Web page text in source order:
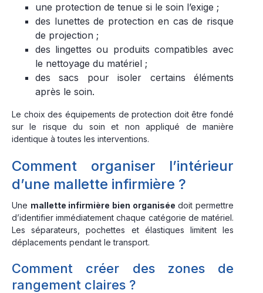
une protection de tenue si le soin l’exige ;
des lunettes de protection en cas de risque
de projection ;
des lingettes ou produits compatibles avec
le nettoyage du matériel ;
des sacs pour isoler certains éléments
après le soin.
Le choix des équipements de protection doit être fondé
sur le risque du soin et non appliqué de manière
identique à toutes les interventions.
Comment organiser l’intérieur
d’une mallette infirmière ?
Une mallette infirmière bien organisée doit permettre
d’identifier immédiatement chaque catégorie de matériel.
Les séparateurs, pochettes et élastiques limitent les
déplacements pendant le transport.
Comment créer des zones de
rangement claires ?